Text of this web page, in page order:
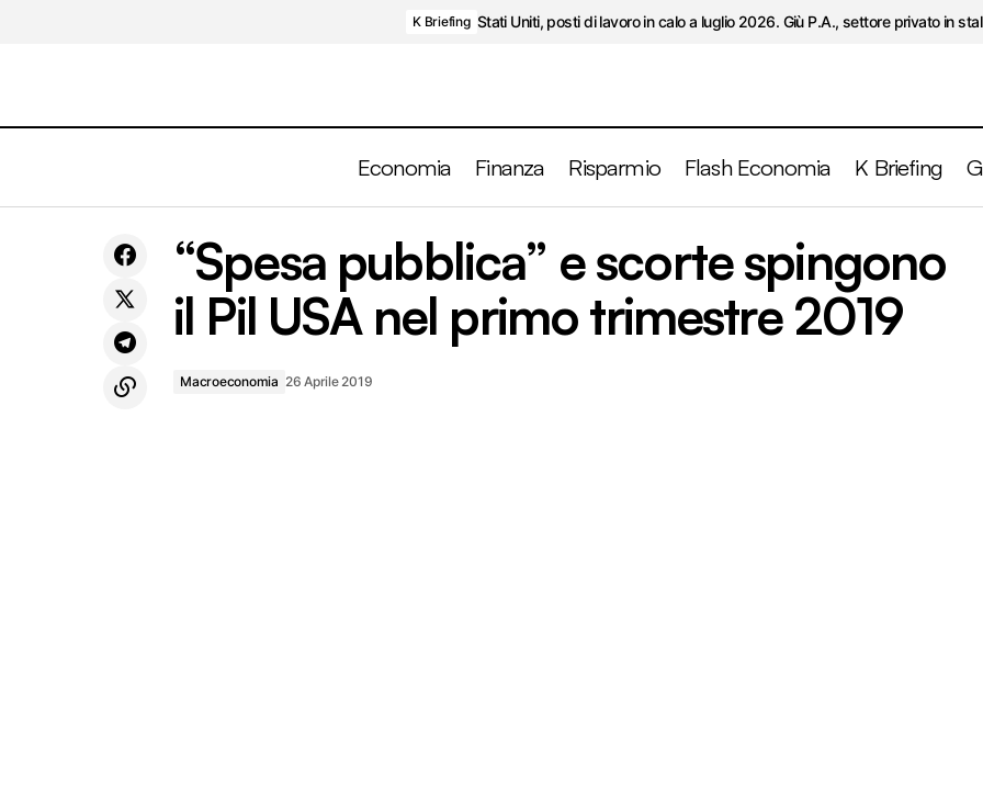
K Briefing Stati Uniti, posti di lavoro in calo a luglio 2026. Giù P.A., settore privato in
Economia Finanza Risparmio Flash Economia K Briefing
aspetta?
Macroeconomia “Spesa pubblica” e scorte spingono il Pil USA nel
“Spesa pubblica” e scorte spingono
il Pil USA nel primo trimestre 2019
Macroeconomia 26 Aprile 2019